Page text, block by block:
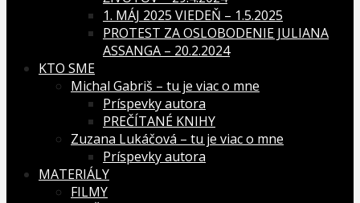
1. MÁJ 2025 VIEDEŇ – 1.5.2025
PROTEST ZA OSLOBODENIE JULIANA
ASSANGA – 20.2.2024
KTO SME
Michal Gabriš – tu je viac o mne
Príspevky autora
PREČÍTANÉ KNIHY
Zuzana Lukáčová – tu je viac o mne
Príspevky autora
MATERIÁLY
FILMY